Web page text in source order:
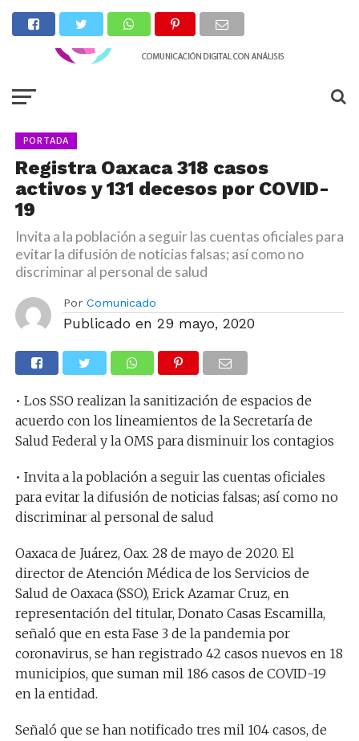
PORTADA
Registra Oaxaca 318 casos
activos y 131 decesos por COVID-
19
Invita a la población a seguir las cuentas oficiales para
evitar la difusión de noticias falsas; así como no
discriminar al personal de salud
Por Comunicado
Publicado en 29 mayo, 2020
• Los SSO realizan la sanitización de espacios de
acuerdo con los lineamientos de la Secretaría de
Salud Federal y la OMS para disminuir los contagios
• Invita a la población a seguir las cuentas oficiales
para evitar la difusión de noticias falsas; así como no
discriminar al personal de salud
Oaxaca de Juárez, Oax. 28 de mayo de 2020. El
director de Atención Médica de los Servicios de
Salud de Oaxaca (SSO), Erick Azamar Cruz, en
representación del titular, Donato Casas Escamilla,
señaló que en esta Fase 3 de la pandemia por
coronavirus, se han registrado 42 casos nuevos en 18
municipios, que suman mil 186 casos de COVID-19
en la entidad.
Señaló que se han notificado tres mil 104 casos, de